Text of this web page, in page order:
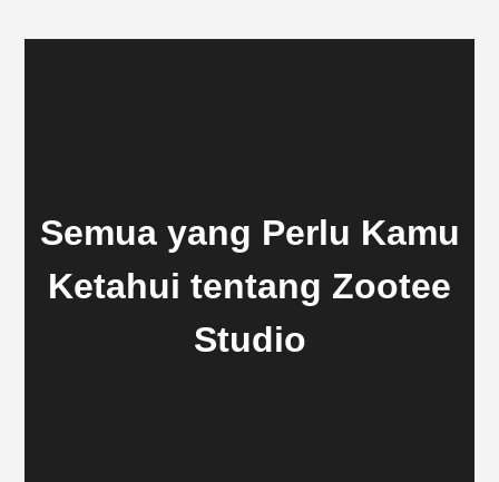
Semua yang Perlu Kamu
Ketahui tentang Zootee
Studio